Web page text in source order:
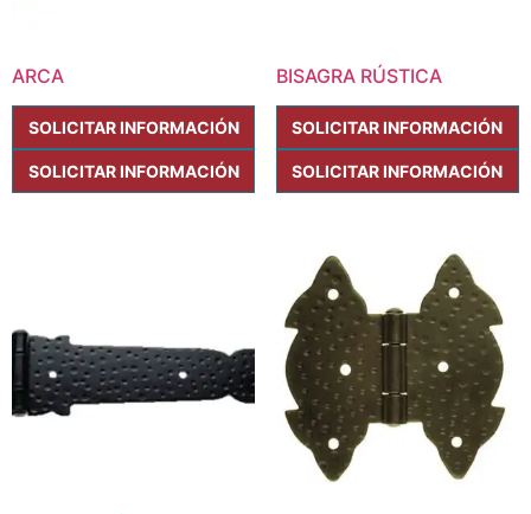
ARCA
SOLICITAR INFORMACIÓN
SOLICITAR INFORMACIÓN
BISAGRA RÚSTICA
SOLICITAR INFORMACIÓN
SOLICITAR INFORMACIÓN